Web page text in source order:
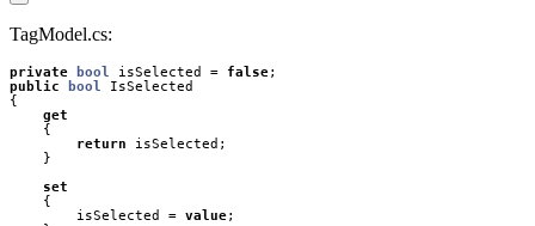
TagModel.cs:
private bool isSelected = false;
public
bool
IsSelected
{
get
{
return
isSelected ;
}
set
{
isSelected
= value;